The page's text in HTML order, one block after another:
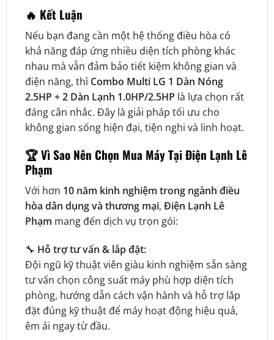
🔥 Kết Luận
Nếu bạn đang cần một hệ thống điều hòa có
khả năng đáp ứng nhiều diện tích phòng khác
nhau mà vẫn đảm bảo tiết kiệm không gian và
điện năng, thì Combo Multi LG 1 Dàn Nóng
2.5HP + 2 Dàn Lạnh 1.0HP/2.5HP là lựa chọn rất
đáng cân nhắc. Đây là giải pháp tối ưu cho
không gian sống hiện đại, tiện nghi và linh hoạt.
🏆Vì Sao Nên Chọn Mua Máy Tại Điện Lạnh Lê
Phạm
Với hơn 10 năm kinh nghiệm trong ngành điều
hòa dân dụng và thương mại, Điện Lạnh Lê
Phạm mang đến dịch vụ trọn gói:
🔧 Hỗ trợ tư vấn & lắp đặt:
Đội ngũ kỹ thuật viên giàu kinh nghiệm sẵn sàng
tư vấn chọn công suất máy phù hợp diện tích
phòng, hướng dẫn cách vận hành và hỗ trợ lắp
đặt đúng kỹ thuật để máy hoạt động hiệu quả,
êm ái ngay từ đầu.